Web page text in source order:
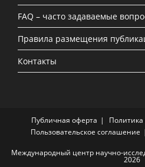
FAQ – часто задаваемые
Правила размещения
Контакты
Публичная оферта
Пользовательское соглашение
Международный центр научно-
2026